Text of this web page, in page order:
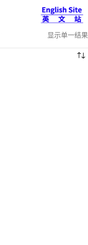
显示单一结果